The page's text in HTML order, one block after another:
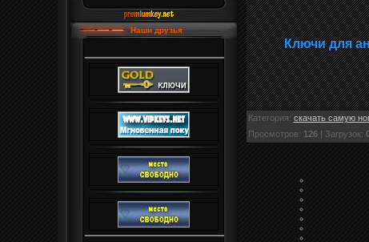
Наши друзья
Ключи для
Категория: скачать самую
Просмотров: 126| Загрузок: